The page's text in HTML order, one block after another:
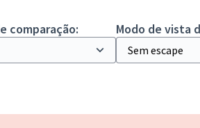
comparação:
Modo de vista